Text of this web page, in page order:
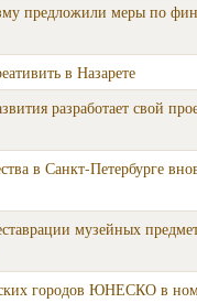
предложили меры по
в Назарете
разработает свой
в Санкт-Петербурге
музейных
городов ЮНЕСКО в